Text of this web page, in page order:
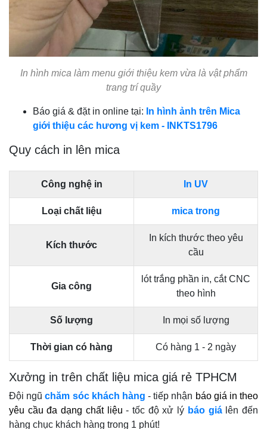
In hình mica làm menu giới thiệu kem vừa là vật phẩm
trang trí quầy
Báo giá & đặt in online tại: In hình ảnh trên Mica
giới thiệu các hương vị kem - INKTS1796
Quy cách in lên mica
Công nghệ in In UV
Loại chất liệu mica trong
Kích thước
In kích thước theo yêu
cầu
Gia công
lót trắng phần in, cắt CNC
theo hình
Số lượng In mọi số lượng
Thời gian có hàng Có hàng 1 - 2 ngày
Xưởng in trên chất liệu mica giá rẻ TPHCM
Đội ngũchăm sóc khách hàng - tiếp nhận báo giá in theo
yêu cầu đa dạng chất liệu - tốc độ xử lý báo giálên đến
hàng chục khách hàng trong 1 phút!